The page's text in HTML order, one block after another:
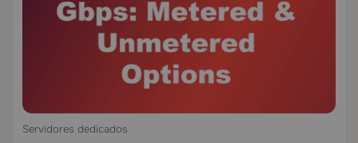
Servidores dedicados